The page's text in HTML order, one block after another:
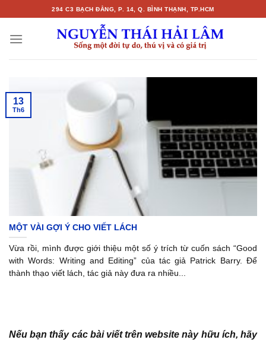
content
294 C3 BẠCH ĐẰNG, P. 14, Q. BÌNH THẠNH, TP.HCM
MỘT VÀI GỢI Ý CHO VIẾT LÁCH
Vừa rồi, mình được giới thiệu một số ý trích từ cuốn sách “Good
with Words: Writing and Editing” của tác giả Patrick Barry. Để
thành thạo viết lách, tác giả này đưa ra nhiều...
13
Th6
Nếu bạn thấy các bài viết trên website này hữu ích, hãy